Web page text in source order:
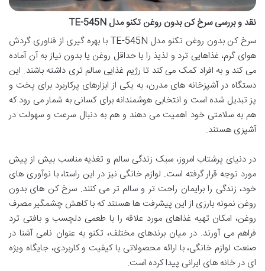
نقد و بررسی سرخ کن بدون روغن تکنو مدل TE-545N
سرخ کن بدون روغن تکنو مدل TE-545N با بهره گیری از فناوری گردش
هوای گرم، غذاهایی ترد و لذیذ را با حداقل روغن یا بدون نیاز به آن آماده
می کند و به افراد کمک می کند تا رژیم غذایی سالم تری داشته باشند. این
دستگاه در آشپزخانه های مدرن، به یکی از ابزارهای پرکاربرد برای پخت و
پز تبدیل شده است و انتخابی هوشمندانه برای کسانی به شمار می رود که
هم به سلامتی خود اهمیت می دهند و هم به دنبال سرعت و سهولت در
آشپزی هستند.
در دنیای پرشتاب امروز، سبک زندگی سالم و تغذیه مناسب بیش از پیش
مورد توجه قرار گرفته است. لوازم خانگی نیز در این راستا، با نوآوری های
خود، زندگی را برایمان راحت تر و سالم تر می کنند. سرخ کن های بدون
روغن نمونه بارزی از این پیشرفت ها هستند که با کاهش چشمگیر مصرف
روغن، امکان تهیه غذاهای مورد علاقه را با طعمی دلچسب و بافتی ترد
فراهم می آورند. در میان برندهای مختلف، تکنو به عنوان نامی آشنا در
صنعت لوازم خانگی، با ارائه محصولاتی با کیفیت و کاربردی، جایگاه ویژه
ای در خانه های ایرانی پیدا کرده است.